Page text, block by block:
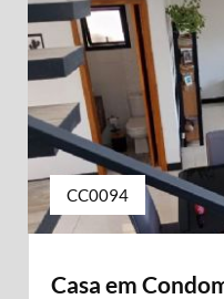
CC0094
Casa em